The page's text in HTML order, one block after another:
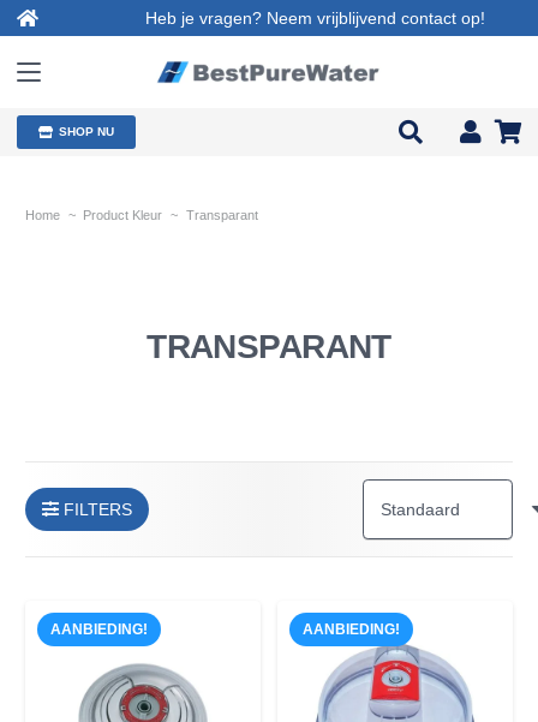
Heb je vragen? Neem vrijblijvend contact op!
SHOP NU
Home ~ Product Kleur ~ Transparant
TRANSPARANT
FILTERS
AANBIEDING! AANBIEDING!